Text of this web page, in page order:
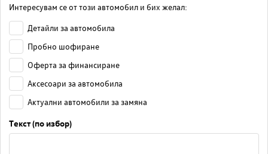
Интересувам се от този автомобил и бих желал:
Детайли за автомобила
Пробно шофиране
Оферта за финансиране
Аксесоари за автомобила
Актуални автомобили за замяна
Текст (по избор)